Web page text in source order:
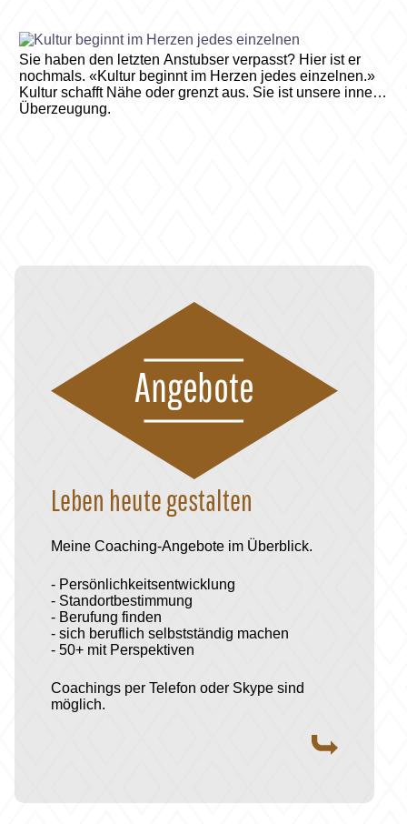
Sie haben den letzten Anstubser verpasst? Hier ist er
nochmals. «Kultur beginnt im Herzen jedes einzelnen.»
Kultur schafft Nähe oder grenzt aus. Sie ist unsere innere
Überzeugung.
Angebote
Leben heute gestalten
Meine Coaching-Angebote im Überblick.
- Persönlichkeitsentwicklung
- Standortbestimmung
- Berufung finden
- sich beruflich selbstständig machen
- 50+ mit Perspektiven
Coachings per Telefon oder Skype sind
möglich.